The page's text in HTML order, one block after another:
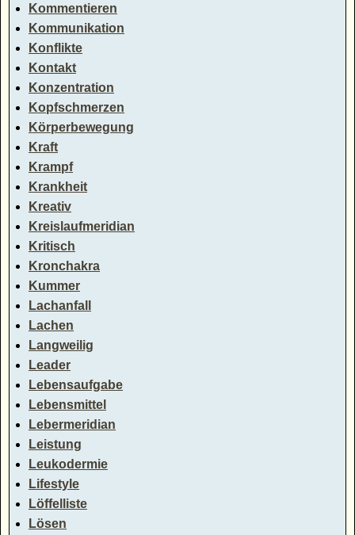
Kommentieren
Kommunikation
Konflikte
Kontakt
Konzentration
Kopfschmerzen
Körperbewegung
Kraft
Krampf
Krankheit
Kreativ
Kreislaufmeridian
Kritisch
Kronchakra
Kummer
Lachanfall
Lachen
Langweilig
Leader
Lebensaufgabe
Lebensmittel
Lebermeridian
Leistung
Leukodermie
Lifestyle
Löffelliste
Lösen